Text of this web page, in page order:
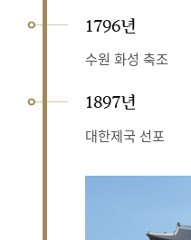
1796년
수원 화성 축조
1897년
대한제국 선포